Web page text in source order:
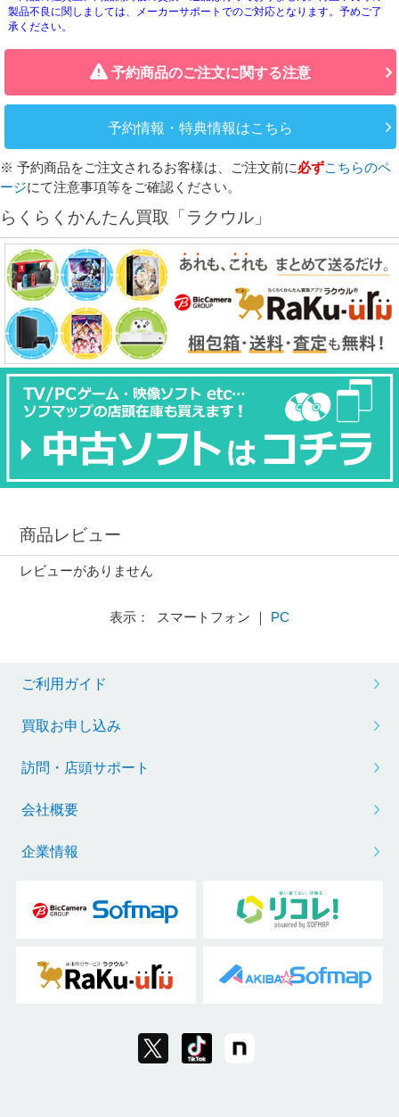
製品不良に関しましては、メーカーサポートでのご対応となります。予めご了
承ください。
予約商品のご注文に関する注意
予約情報・特典情報はこちら
※ 予約商品をご注文されるお客様は、ご注文前に必ずこちらのペ
ージにて注意事項等をご確認ください。
らくらくかんたん買取「ラクウル」
商品レビュー
レビューがありません
表示： スマートフォン ｜ PC
ご利用ガイド
買取お申し込み
訪問・店頭サポート
会社概要
企業情報